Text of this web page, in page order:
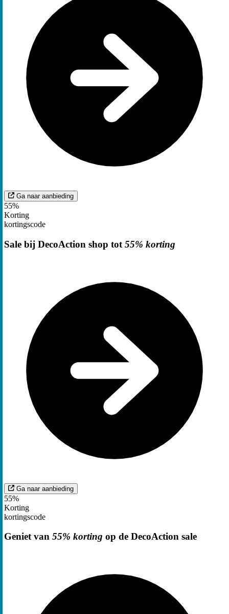
Ga naar aanbieding
55%
Korting
kortingscode
Sale bij DecoAction shop tot 55% korting
Ga naar aanbieding
55%
Korting
kortingscode
Geniet van 55% korting op de DecoAction sale